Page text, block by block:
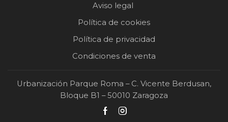
Aviso legal
Política de cookies
Política de privacidad
Condiciones de venta
Urbanización Parque Roma – C. Vicente Berdusan,
Bloque B1 – 50010 Zaragoza